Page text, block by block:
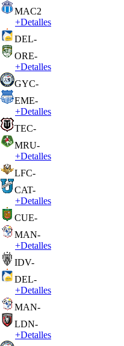
MAC2
+Detalles
DEL-
ORE-
+Detalles
GYC-
EME-
+Detalles
TEC-
MRU-
+Detalles
LFC-
CAT-
+Detalles
CUE-
MAN-
+Detalles
IDV-
DEL-
+Detalles
MAN-
LDN-
+Detalles